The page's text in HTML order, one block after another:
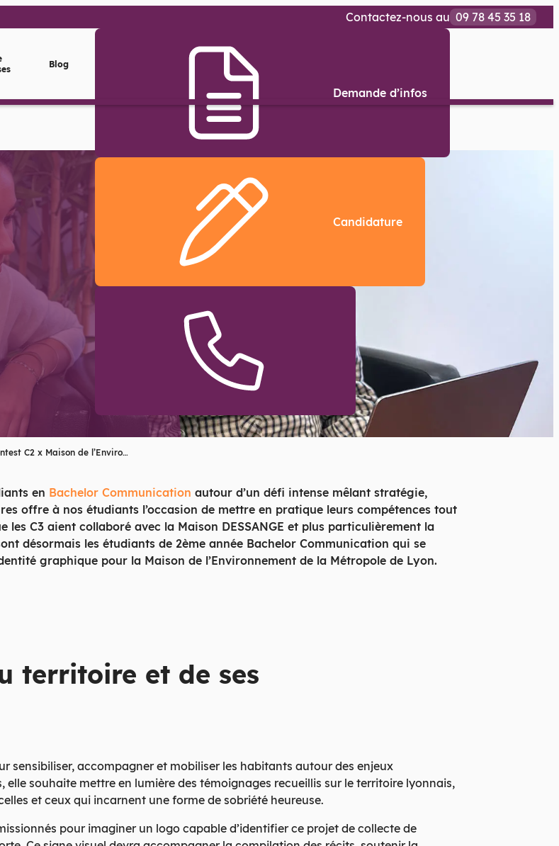
Contactez-nous au 09 78 45 35 18
Blog
Demande d’infos
Candidature
C2 x Maison de l’Enviro…
en Bachelor Communication autour d’un défi intense mêlant stratégie,
offre à nos étudiants l’occasion de mettre en pratique leurs compétences tout
C3 aient collaboré avec la Maison DESSANGE et plus particulièrement la
désormais les étudiants de 2ème année Bachelor Communication qui se
graphique pour la Maison de l’Environnement de la Métropole de Lyon.
territoire et de ses
sensibiliser, accompagner et mobiliser les habitants autour des enjeux
souhaite mettre en lumière des témoignages recueillis sur le territoire lyonnais,
et ceux qui incarnent une forme de sobriété heureuse.
pour imaginer un logo capable d’identifier ce projet de collecte de